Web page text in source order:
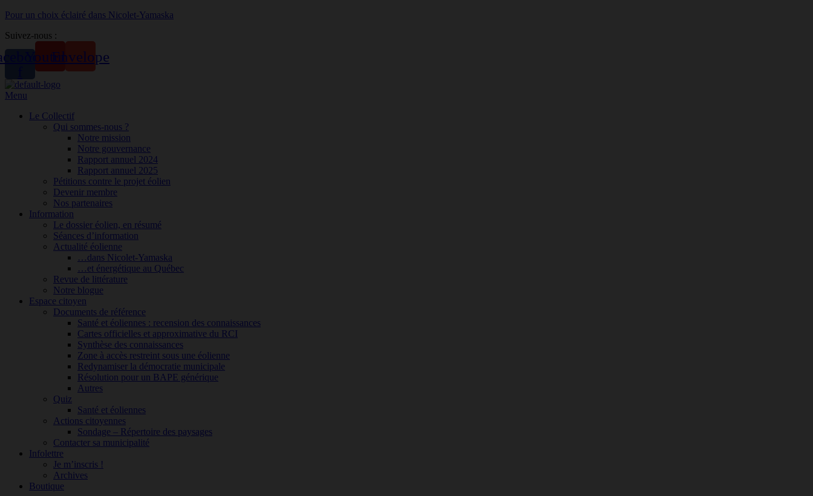
Pour un choix éclairé dans Nicolet-Yamaska
Suivez-nous :
Youtube
Envelope
Menu
Le Collectif
Qui sommes-nous ?
Notre mission
Notre gouvernance
Rapport annuel 2024
Rapport annuel 2025
Pétitions contre le projet éolien
Devenir membre
Nos partenaires
Information
Le dossier éolien, en résumé
Séances d’information
Actualité éolienne
…dans Nicolet-Yamaska
…et énergétique au Québec
Revue de littérature
Notre blogue
Espace citoyen
Documents de référence
Santé et éoliennes : recension des connaissances
Cartes officielles et approximative du RCI
Synthèse des connaissances
Zone à accès restreint sous une éolienne
Redynamiser la démocratie municipale
Résolution pour un BAPE générique
Autres
Quiz
Santé et éoliennes
Actions citoyennes
Sondage – Répertoire des paysages
Contacter sa municipalité
Infolettre
Je m’inscris !
Archives
Boutique